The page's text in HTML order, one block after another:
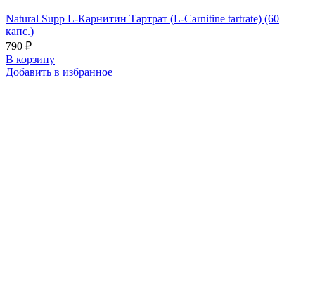
Natural Supp L-Карнитин Тартрат (L-Carnitine tartrate) (60
капс.)
790 ₽
В корзину
Добавить в избранное